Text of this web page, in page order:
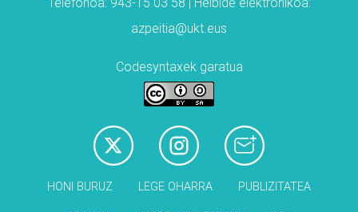
Telefonoa: 943-15 03 58 | Helbide elektronikoa:
azpeitia@ukt.eus
Codesyntaxek garatua
HONI BURUZ LEGE OHARRA PUBLIZITATEA